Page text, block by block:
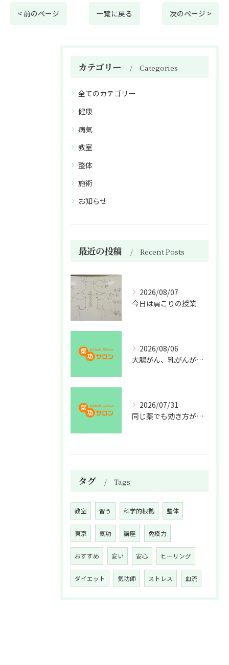
< 前のページ 一覧に戻る 次のページ >
カテゴリー Categories
全てのカテゴリー
健康
病気
教室
整体
施術
お知らせ
最近の投稿 Recent Posts
2026/08/07
今日は肩こりの授業
2026/08/06
大腸がん、乳がんが増えた理由
2026/07/31
同じ薬でも効き方が違う？
タグ Tags
教室 習う 科学的根拠 整体
東京 気功 講座 免疫力
おすすめ 安い 安心 ヒーリング
ダイエット 気功師 ストレス 血流